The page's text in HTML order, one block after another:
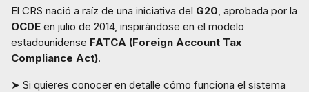
El CRS nació a raíz de una iniciativa del G20, aprobada por la
OCDE en julio de 2014, inspirándose en el modelo
estadounidense FATCA (Foreign Account Tax
Compliance Act).
➤ Si quieres conocer en detalle cómo funciona el sistema